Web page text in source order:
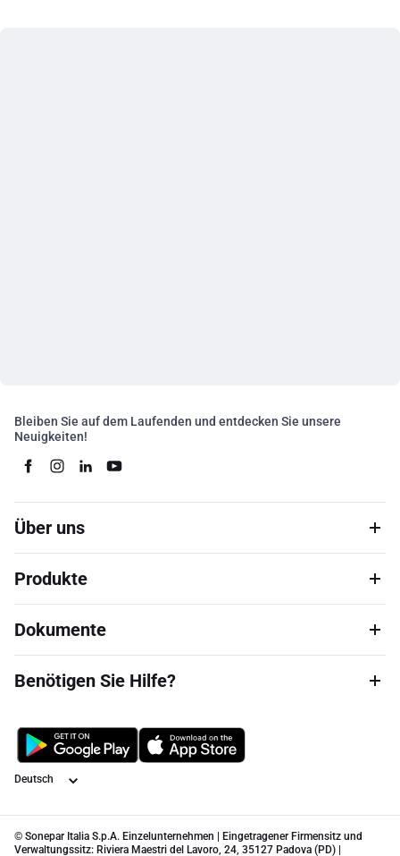
Bleiben Sie auf dem Laufenden und entdecken Sie unsere
Neuigkeiten!
Über uns
Produkte
Dokumente
Benötigen Sie Hilfe?
Sprache
© Sonepar Italia S.p.A. Einzelunternehmen | Eingetragener Firmensitz und
Verwaltungssitz: Riviera Maestri del Lavoro, 24, 35127 Padova (PD) |